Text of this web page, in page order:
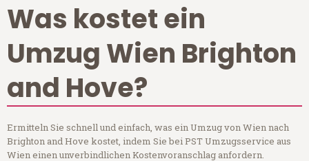
Was kostet ein
Umzug Wien Brighton
and Hove?
Ermitteln Sie schnell und einfach, was ein Umzug von Wien nach
Brighton and Hove kostet, indem Sie bei PST Umzugsservice aus
Wien einen unverbindlichen Kostenvoranschlag anfordern.